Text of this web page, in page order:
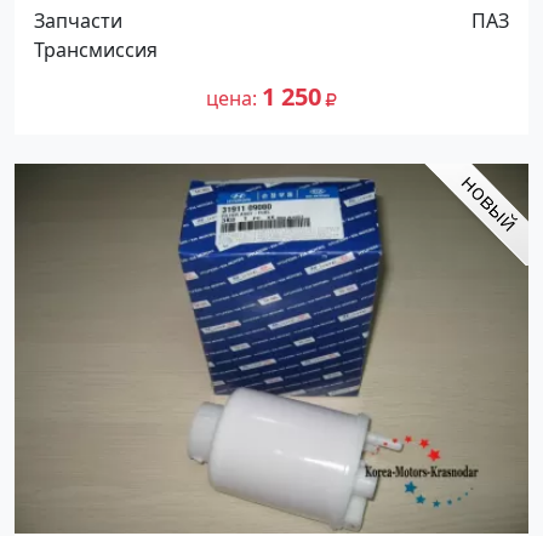
Запчасти
ПАЗ
Трансмиссия
цена 1 250